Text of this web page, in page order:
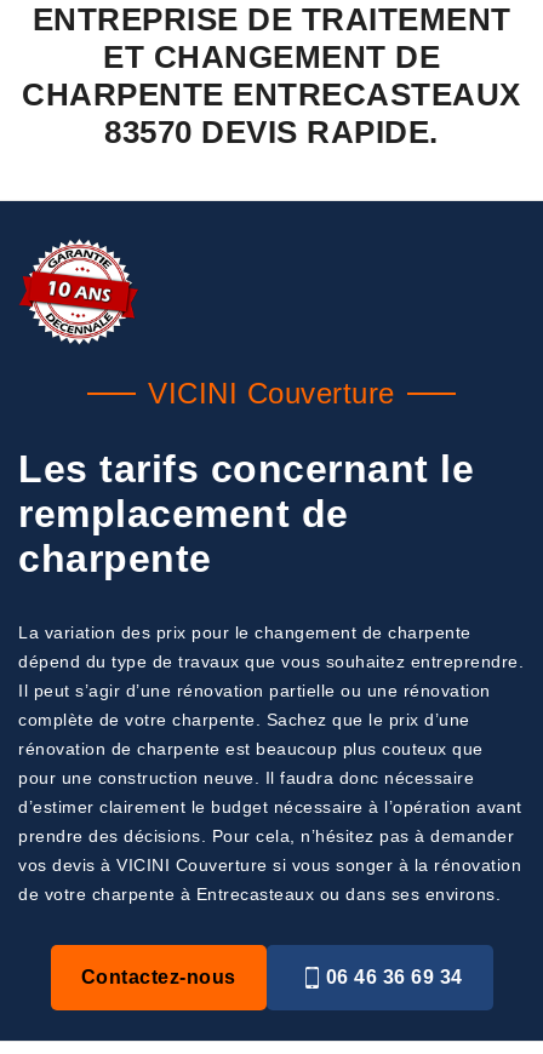
ENTREPRISE DE TRAITEMENT
ET CHANGEMENT DE
CHARPENTE ENTRECASTEAUX
83570 DEVIS RAPIDE.
VICINI Couverture
Les tarifs concernant le
remplacement de
charpente
La variation des prix pour le changement de charpente
dépend du type de travaux que vous souhaitez entreprendre.
Il peut s’agir d’une rénovation partielle ou une rénovation
complète de votre charpente. Sachez que le prix d’une
rénovation de charpente est beaucoup plus couteux que
pour une construction neuve. Il faudra donc nécessaire
d’estimer clairement le budget nécessaire à l’opération avant
prendre des décisions. Pour cela, n’hésitez pas à demander
vos devis à VICINI Couverture si vous songer à la rénovation
de votre charpente à Entrecasteaux ou dans ses environs.
Contactez-nous 06 46 36 69 34